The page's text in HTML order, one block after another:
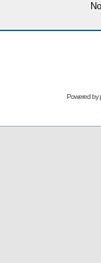
Powered by